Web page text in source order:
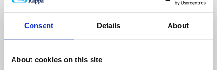
Consent Details About
About cookies on this site